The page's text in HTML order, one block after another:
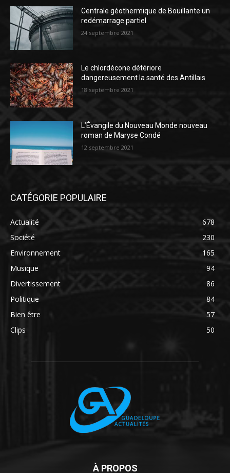
Centrale géothermique de Bouillante un
redémarrage partiel
24 septembre 2021
Le chlordécone détériore
dangereusement la santé des Antillais
18 septembre 2021
L’Évangile du Nouveau Monde nouveau
roman de Maryse Condé
12 septembre 2021
CATÉGORIE POPULAIRE
Actualité
678
Société
230
Environnement
165
Musique
94
Divertissement
86
Politique
84
Bien être
57
Clips
50
À PROPOS